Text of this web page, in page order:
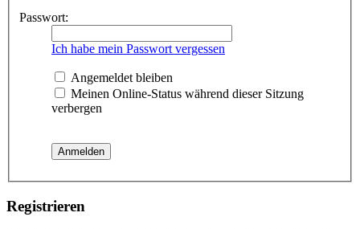
Passwort:
Ich habe mein Passwort vergessen
Angemeldet bleiben
Meinen Online-Status während dieser Sitzung
verbergen
Registrieren